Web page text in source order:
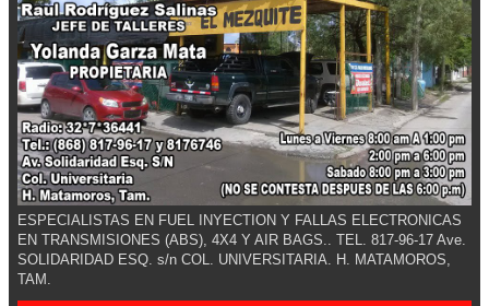
ESPECIALISTAS EN FUEL INYECTION Y FALLAS ELECTRONICAS
EN TRANSMISIONES (ABS), 4X4 Y AIR BAGS.. TEL. 817-96-17 Ave.
SOLIDARIDAD ESQ. s/n COL. UNIVERSITARIA. H. MATAMOROS,
TAM.